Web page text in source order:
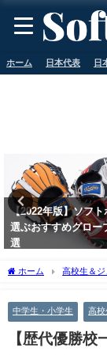
ホーム 日本代表 日
【保存版】ソフトボ
ーの投げ方の基礎を
2023年5月11日
ホーム 高校生＆ジ
中学生・小学生 高校
【歴代優勝